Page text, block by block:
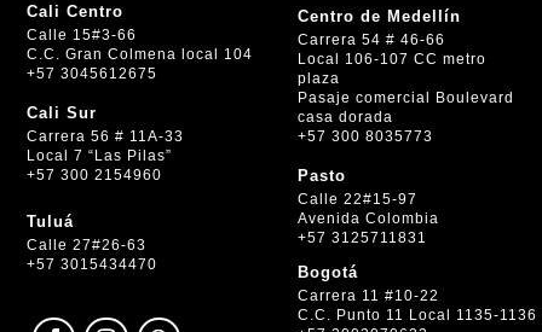
Cali Centro
Calle 15#3-66
C.C. Gran Colmena local 104
+57 3045612675
Cali Sur
Carrera 56 # 11A-33
Local 7 “Las Pilas”
+57 300 2154960
Tuluá
Calle 27#26-63
+57 3015434470
Centro de Medellín
Carrera 54 # 46-66
Local 106-107 CC metro
plaza
Pasaje comercial Boulevard
casa dorada
+57 300 8035773
Pasto
Calle 22#15-97
Avenida Colombia
+57 3125711831
Bogotá
Carrera 11 #10-22
C.C. Punto 11 Local 1135-1136